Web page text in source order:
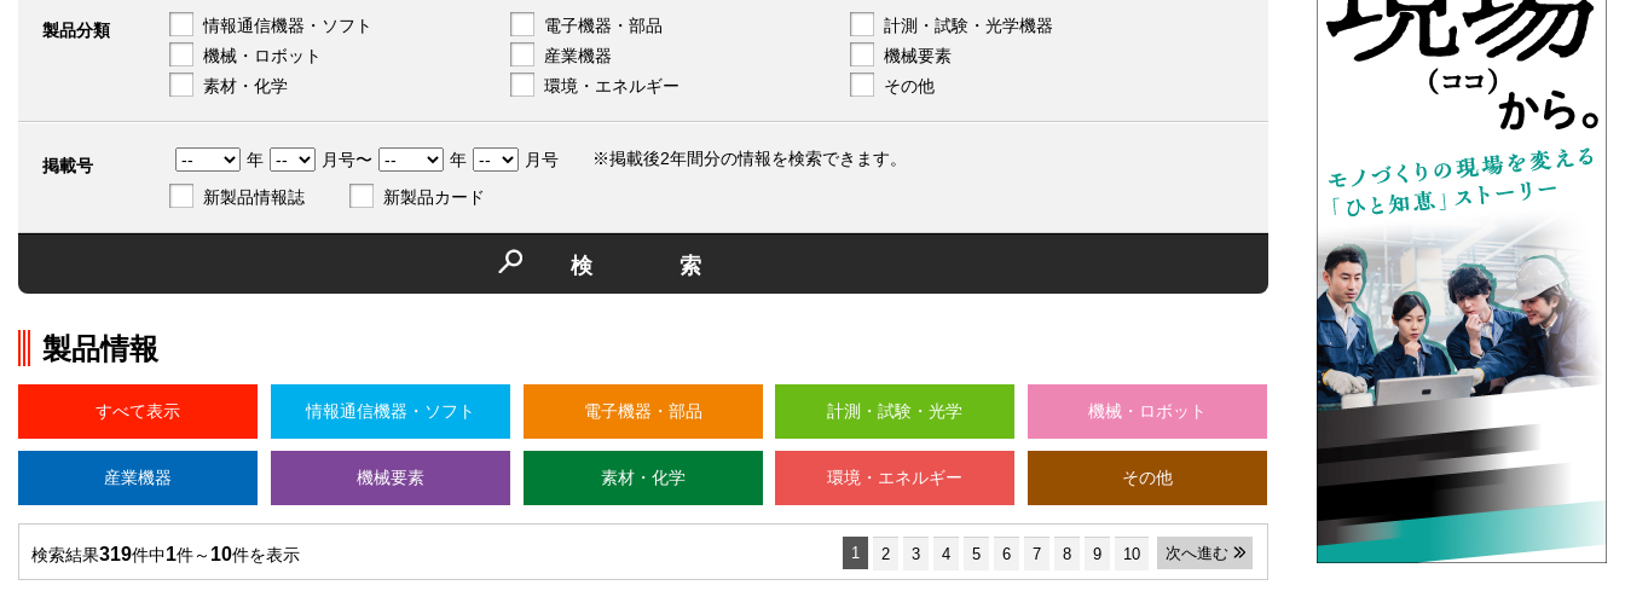
製品分類 情報通信機器・ソフト 電子機器・部品
計測・試験・光学機器
機械・ロボット
産業機器
機械要素
素材・化学
環境・エネルギー その他
掲載号 年 月号〜 年
月号
新製品情報誌
新製品カード
※掲載後2年間分の情報を検索できます。
検索
製品情報
すべて表示 情報通信機器・ソフト 電子機器・部品 計測・試験・光学 機械・ロボット
産業機器 機械要素 素材・化学 環境・エネルギー その他
検索結果319件中1件～ 10件を表示 1 2 3 4 5 6 7 8 9 10 次へ進む